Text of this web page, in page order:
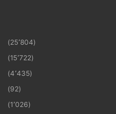
(25٬804)
(15٬722)
(4٬435)
(92)
(1٬026)